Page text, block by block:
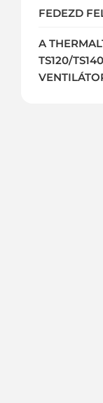
FEDEZD
A
TS120/